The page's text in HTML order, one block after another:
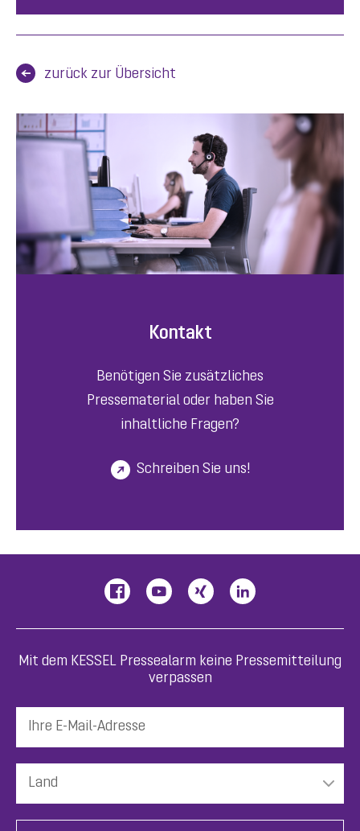
zurück zur Übersicht
Kontakt
Benötigen Sie zusätzliches
Pressematerial oder haben Sie
inhaltliche Fragen?
Schreiben Sie uns!
Mit dem KESSEL Pressealarm keine Pressemitteilung
verpassen